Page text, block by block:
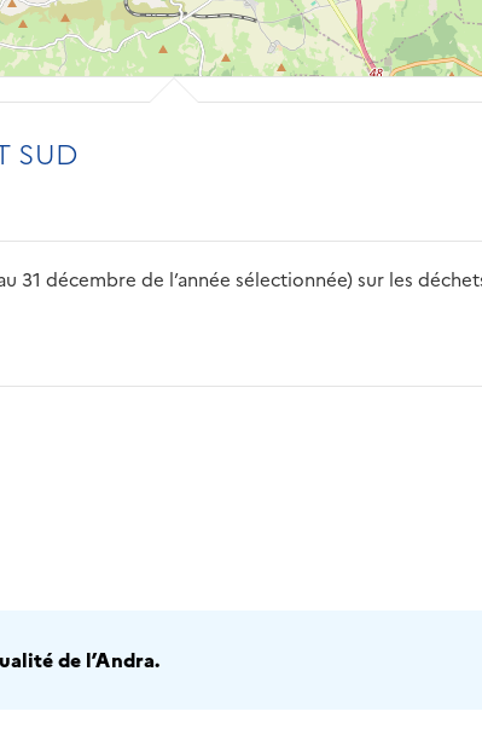
SUD
décembre de l’année sélectionnée) sur les
de l’Andra.